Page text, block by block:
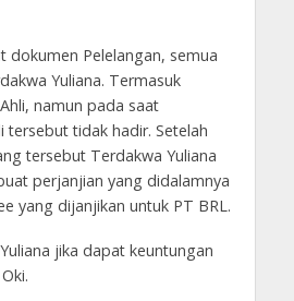
dokumen Pelelangan, semua
Yuliana. Termasuk
namun pada saat
tersebut tidak hadir. Setelah
tersebut Terdakwa Yuliana
perjanjian yang didalamnya
yang dijanjikan untuk PT BRL.
jika dapat keuntungan